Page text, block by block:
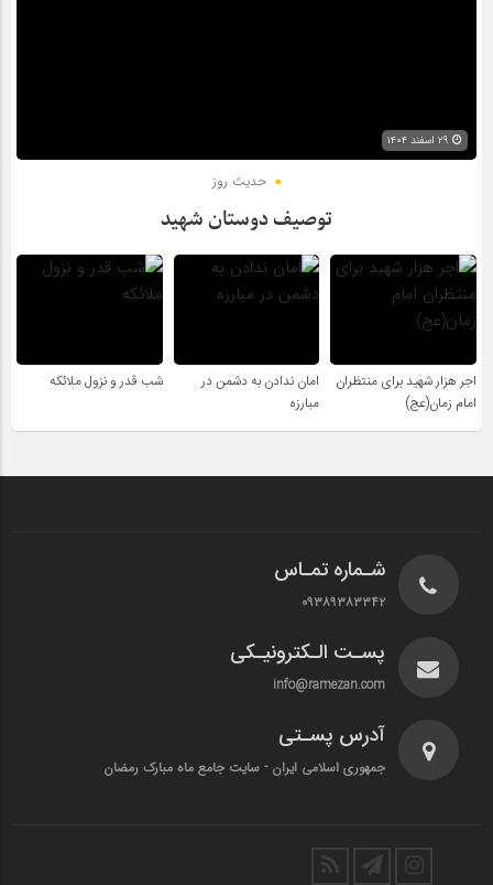
حدیث روز
توصیف دوستان شهید
اجر هزار شهید برای منتظران
امام زمان(عج)
امان ندادن به دشمن در
مبارزه
شب قدر و نزول ملائکه
شـماره تمـاس
۰۹۳۸۹۳۸۳۳۴۲
پسـت الـکترونیـکی
info@ramezan.com
آدرس پسـتی
جمهوری اسلامی ایران - سایت جامع ماه مبارک رمضان